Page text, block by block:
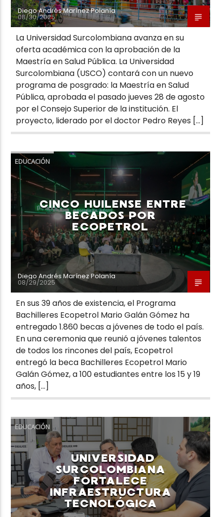
Diego Andrés Marínez Polanía
08/30/2025
La Universidad Surcolombiana avanza en su
oferta académica con la aprobación de la
Maestría en Salud Pública. La Universidad
Surcolombiana (USCO) contará con un nuevo
programa de posgrado: la Maestría en Salud
Pública, aprobada el pasado jueves 28 de agosto
por el Consejo Superior de la institución. El
proyecto, liderado por el doctor Pedro Reyes […]
EDUCACIÓN
CINCO HUILENSE ENTRE
BECADOS POR
ECOPETROL
Diego Andrés Marínez Polanía
08/29/2025
En sus 39 años de existencia, el Programa
Bachilleres Ecopetrol Mario Galán Gómez ha
entregado 1.860 becas a jóvenes de todo el país.
En una ceremonia que reunió a jóvenes talentos
de todos los rincones del país, Ecopetrol
entregó la beca Bachilleres Ecopetrol Mario
Galán Gómez, a 100 estudiantes entre los 15 y 19
años, […]
EDUCACIÓN
UNIVERSIDAD
SURCOLOMBIANA
FORTALECE
INFRAESTRUCTURA
TECNOLÓGICA